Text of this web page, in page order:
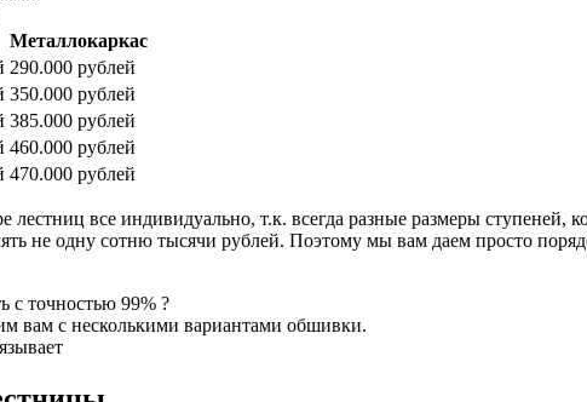
Металлокаркас
290.000 рублей
350.000 рублей
385.000 рублей
460.000 рублей
470.000 рублей
все индивидуально, т.к. всегда разные размеры ступеней,
не одну сотню тысячи рублей. Поэтому мы вам даем просто
с точностью 99% ?
вам с несколькими вариантами обшивки.